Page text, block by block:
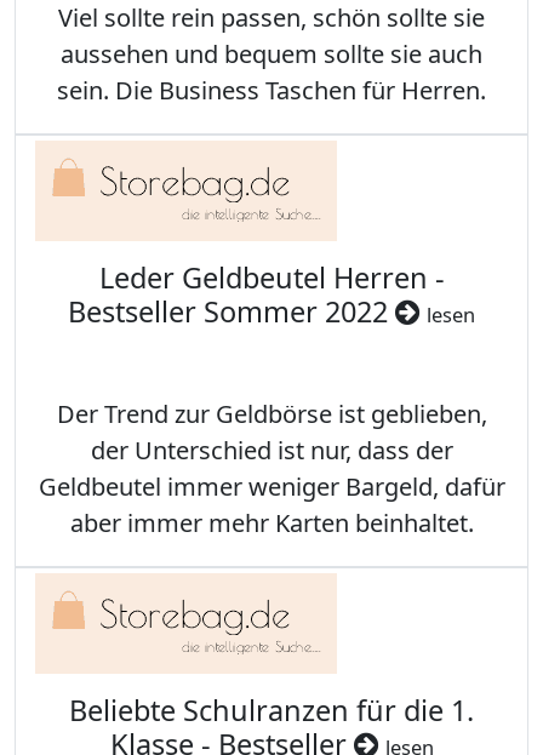
Viel sollte rein passen, schön sollte sie
aussehen und bequem sollte sie auch
sein. Die Business Taschen für Herren.
Leder Geldbeutel Herren -
Bestseller Sommer 2022
lesen
Der Trend zur Geldbörse ist geblieben,
der Unterschied ist nur, dass der
Geldbeutel immer weniger Bargeld, dafür
aber immer mehr Karten beinhaltet.
Beliebte Schulranzen für die 1.
Klasse - Bestseller
lesen